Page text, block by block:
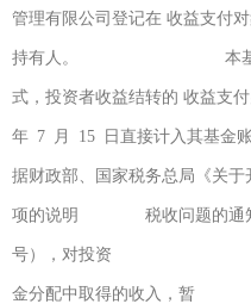
管理有限公司登记在 收益
持有人。 本基金收益
式，投资者收益结转的 收
年 7 月 15 日直接计
据财政部、国家税务总局《关
项的说明 税收问题的通知
号），对投资 者（包
金分配中取得的收入